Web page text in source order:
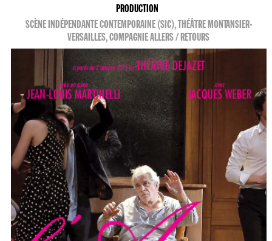
PRODUCTION
SCÈNE INDÉPENDANTE CONTEMPORAINE (SIC), THÉÂTRE MONTANSIER-
VERSAILLES, COMPAGNIE ALLERS / RETOURS